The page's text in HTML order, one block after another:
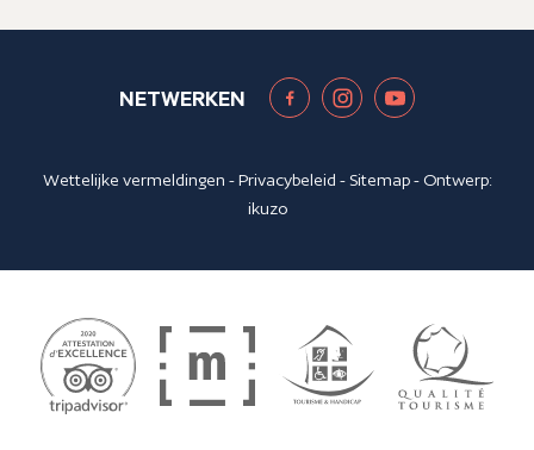
NETWERKEN
Wettelijke vermeldingen -Privacybeleid - Sitemap- Ontwerp:
ikuzo